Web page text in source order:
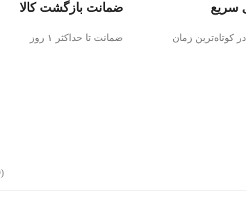
سریع
کوتاه‌ترین زمان
ضمانت بازگشت کالا
ضمانت تا حداکثر ۱ روز
(0) 490-06-3